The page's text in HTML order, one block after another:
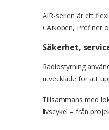
AIR-serien är ett
CANopen, Profinet
Säkerhet,
Radiostyrning
utvecklade för att
Tillsammans med
livscykel – från